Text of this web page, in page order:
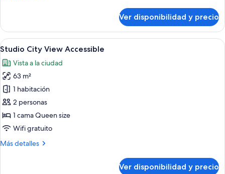
Bed
2
Suite
Accessible
Ver disponibilidad y precio
Ver
todas
las
fotos
de
Studio
City
View
Accessible
Una habitación de hotel moderna
15
Studio City View Accessible
Vista a la ciudad
63 m²
1 habitación
2 personas
1 cama Queen size
Wifi gratuito
Más detalles
Más
Ver disponibilidad y precio